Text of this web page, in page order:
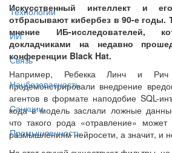
Технологии
ИИ
Связь
Нацбезопасность
Санкции
Промышленность
Искусственный интеллект и
отбрасывают кибербез в 90-е годы.
мнение ИБ-исследователей,
докладчиками на недавно
конференции Black Hat.
Например, Ребекка Линч и
продемонстрировали внедрение
агентов в формате наподобие SQL-
кода в модель заслали ложные
что такого рода «отравление»
размышлениям нейросети, а значит, и